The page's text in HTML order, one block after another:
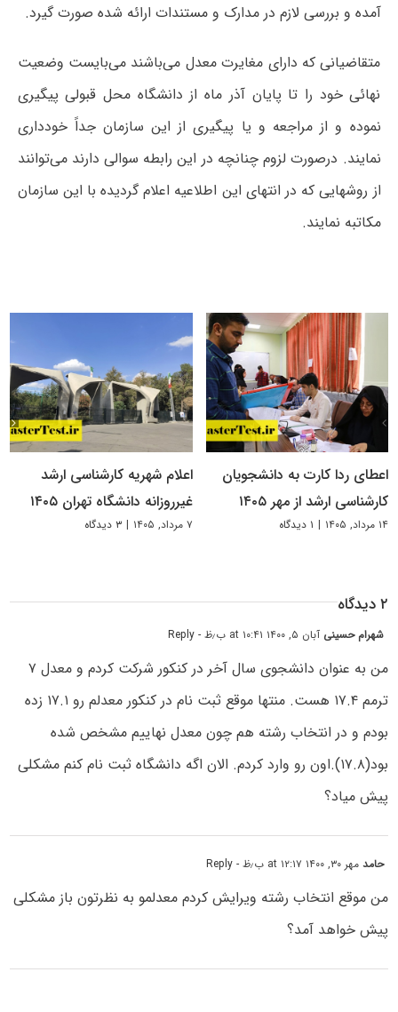
آمده و بررسی لازم در مدارک و مستندات ارائه شده صورت گیرد.
متقاضیانی که دارای مغایرت معدل می‌باشند می‌بایست وضعیت
نهائی خود را تا پایان آذر ماه از دانشگاه محل قبولی پیگیری
نموده و از مراجعه و یا پیگیری از این سازمان جداً خودداری
نمایند. درصورت لزوم چنانچه در این رابطه سوالی دارند می‌توانند
از روشهایی که در انتهای این اطلاعیه اعلام گردیده با این سازمان
مکاتبه نمایند.
اعطای ردا کارت به دانشجویان
کارشناسی ارشد از مهر ۱۴۰۵
۱۴ مرداد, ۱۴۰۵ | ۱ دیدگاه
اعلام شهریه کارشناسی ارشد
غیرروزانه دانشگاه تهران ۱۴۰۵
۷ مرداد, ۱۴۰۵ | ۳ دیدگاه
۲ دیدگاه
شهرام حسینی آبان ۵, ۱۴۰۰ at ۱۰:۴۱ ب٫ظ - Reply
من به عنوان دانشجوی سال آخر در کنکور شرکت کردم و معدل ۷
ترمم ۱۷.۴ هست. منتها موقع ثبت نام در کنکور معدلم رو ۱۷.۱ زده
بودم و در انتخاب رشته هم چون معدل نهاییم مشخص شده
بود(۱۷.۸).اون رو وارد کردم. الان اگه دانشگاه ثبت نام کنم مشکلی
پیش میاد؟
حامدمهر ۳۰, ۱۴۰۰ at ۱۲:۱۷ ب٫ظ - Reply
من موقع انتخاب رشته ویرایش کردم معدلمو به نظرتون باز مشکلی
پیش خواهد آمد؟